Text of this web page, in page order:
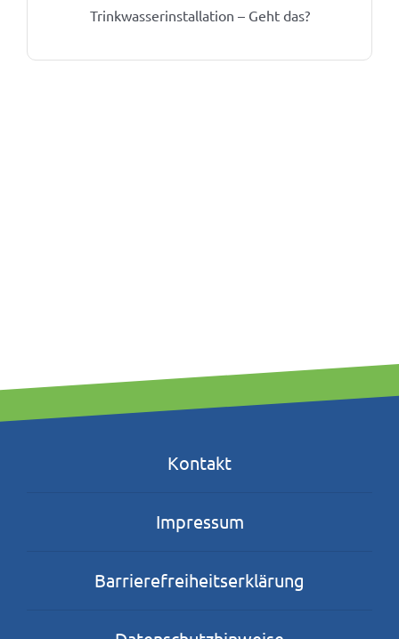
Trinkwasserinstallation – Geht das?
Kontakt
Impressum
Barrierefreiheitserklärung